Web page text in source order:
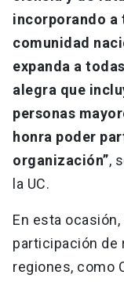
incorporando a
comunidad
expanda a
alegra que
personas
honra poder
organización”,
la UC.
En esta
participación de
regiones, como